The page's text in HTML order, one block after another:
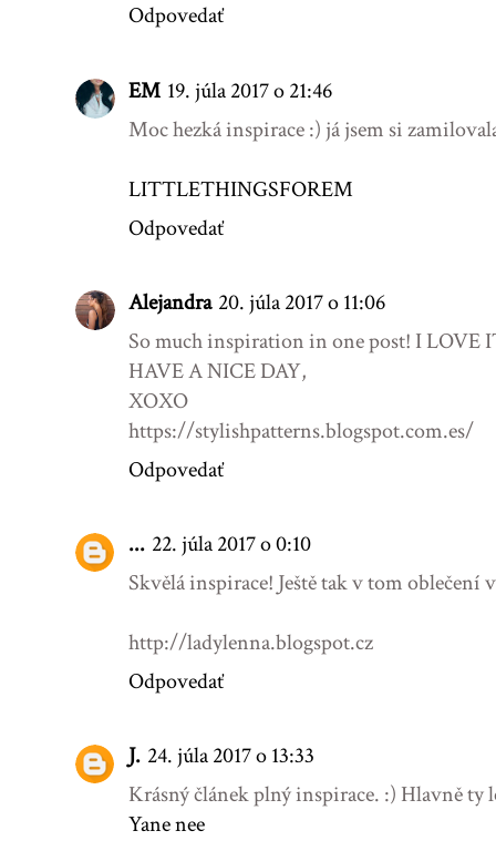
Odpovedať
EM 19. júla 2017 o 21:46
Moc hezká inspirace :) já jsem si
LITTLETHINGSFOREM
Odpovedať
Alejandra 20. júla 2017 o 11:06
So much inspiration in one post! I LOVE
HAVE A NICE DAY,
XOXO
https://stylishpatterns.blogspot.com.es/
Odpovedať
... 22. júla 2017 o 0:10
Skvělá inspirace! Ještě tak v tom oblečení
http://ladylenna.blogspot.cz
Odpovedať
J. 24. júla 2017 o 13:33
Krásný článek plný inspirace. :) Hlavně ty
Yane nee